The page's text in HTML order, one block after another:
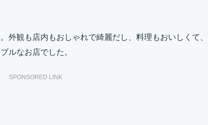
外観も店内もおしゃれで綺麗だし、料理もおいしくて、
ルなお店でした。
SPONSORED LINK